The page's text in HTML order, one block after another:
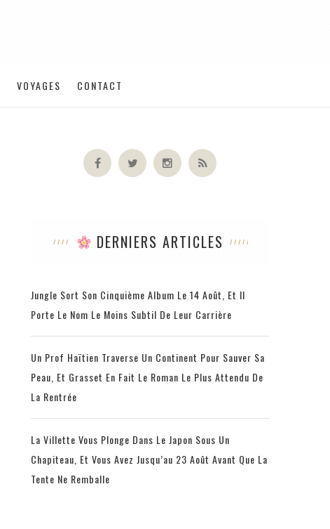
VOYAGES CONTACT
DERNIERS ARTICLES
Jungle Sort Son Cinquième Album Le 14 Août, Et Il
Porte Le Nom Le Moins Subtil De Leur Carrière
Un Prof Haïtien Traverse Un Continent Pour Sauver Sa
Peau, Et Grasset En Fait Le Roman Le Plus Attendu De
La Rentrée
La Villette Vous Plonge Dans Le Japon Sous Un
Chapiteau, Et Vous Avez Jusqu’au 23 Août Avant Que La
Tente Ne Remballe